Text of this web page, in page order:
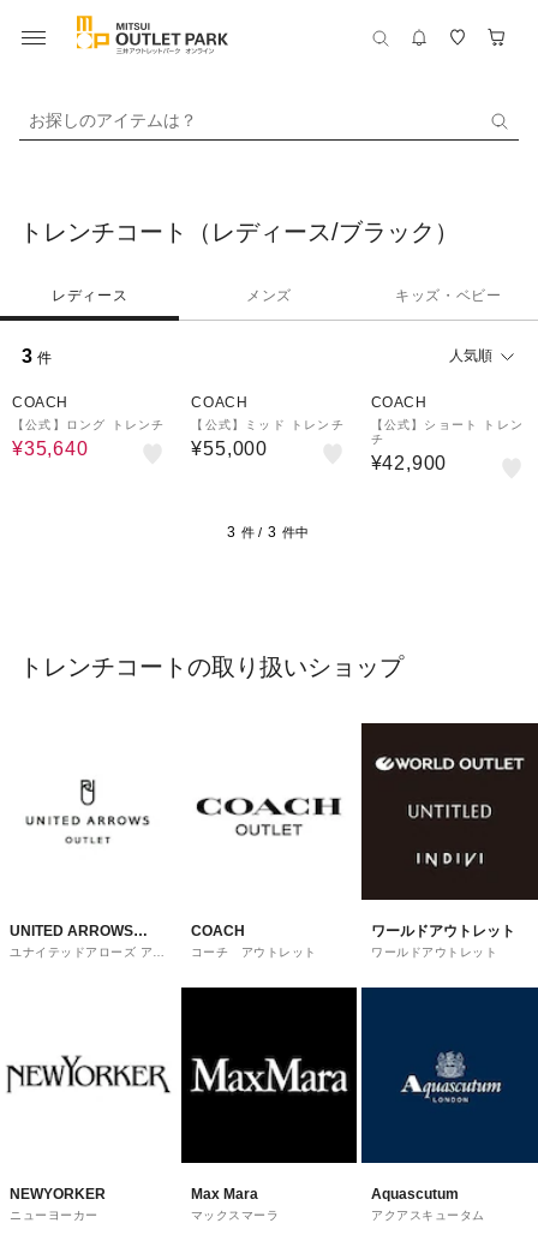
お探しのアイテムは？
トレンチコート（レディース/ブラック）
レディース メンズ キッズ・ベビー
3 件 人気順
COACH
【公式】ロング トレンチ
¥35,640
COACH
【公式】ミッド トレンチ
¥55,000
COACH
【公式】ショート トレン
チ
¥42,900
3 件 / 3 件中
トレンチコートの取り扱いショップ
UNITED ARROWS
OUTLET
ユナイテッドアローズ アウ
COACH
コーチ アウトレット
ワールドアウトレット
ワールドアウトレット
NEWYORKER
ニューヨーカー
Max Mara
マックスマーラ
Aquascutum
アクアスキュータム